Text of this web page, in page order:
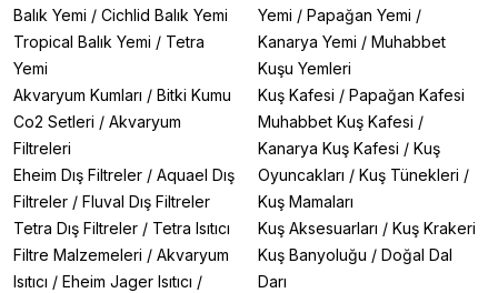
Balık Yemi / Cichlid Balık Yemi
Tropical Balık Yemi / Tetra
Yemi
Akvaryum Kumları / Bitki Kumu
Co2 Setleri / Akvaryum
Filtreleri
Eheim Dış Filtreler / Aquael Dış
Filtreler / Fluval Dış Filtreler
Tetra Dış Filtreler / Tetra Isıtıcı
Filtre Malzemeleri / Akvaryum
Isıtıcı / Eheim Jager Isıtıcı /
Yemi / Papağan Yemi /
Kanarya Yemi / Muhabbet
Kuşu Yemleri
Kuş Kafesi / Papağan Kafesi
Muhabbet Kuş Kafesi /
Kanarya Kuş Kafesi / Kuş
Oyuncakları / Kuş Tünekleri /
Kuş Mamaları
Kuş Aksesuarları / Kuş Krakeri
Kuş Banyoluğu / Doğal Dal
Darı